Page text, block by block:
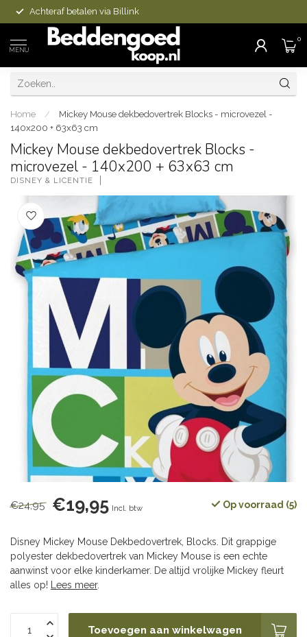
Achteraf betalen via Billink
MENU
0
Home /
Mickey Mouse dekbedovertrek Blocks - microvezel -
140x200 + 63x63 cm
Mickey Mouse dekbedovertrek Blocks -
microvezel - 140x200 + 63x63 cm
DISNEY & LICENTIE
€24,95 €19,95 Incl. btw Op voorraad (5)
Disney Mickey Mouse Dekbedovertrek, Blocks. Dit grappige
polyester dekbedovertrek van Mickey Mouse is een echte
aanwinst voor elke kinderkamer. De altijd vrolijke Mickey fleurt
alles op!
Lees meer.
Toevoegen aan winkelwagen